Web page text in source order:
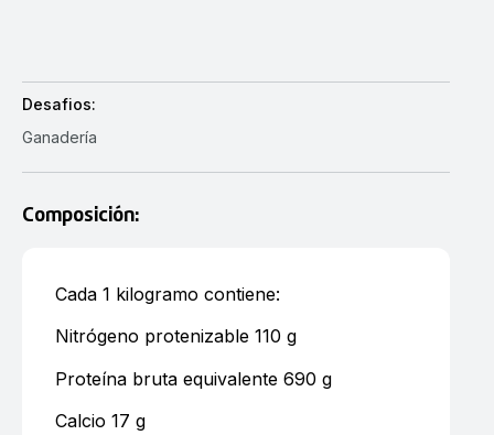
Desafios:
Ganadería
Composición:
Cada 1 kilogramo contiene:
Nitrógeno protenizable 110 g
Proteína bruta equivalente 690 g
Calcio 17 g